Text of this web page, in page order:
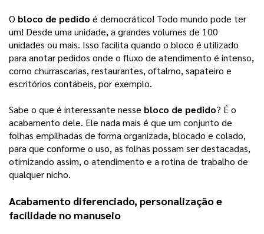
O bloco de pedido é democrático! Todo mundo pode ter
um! Desde uma unidade, a grandes volumes de 100
unidades ou mais. Isso facilita quando o bloco é utilizado
para anotar pedidos onde o fluxo de atendimento é intenso,
como churrascarias, restaurantes, oftalmo, sapateiro e
escritórios contábeis, por exemplo.
Sabe o que é interessante nesse bloco de pedido? É o
acabamento dele. Ele nada mais é que um conjunto de
folhas empilhadas de forma organizada, blocado e colado,
para que conforme o uso, as folhas possam ser destacadas,
otimizando assim, o atendimento e a rotina de trabalho de
qualquer nicho.
Acabamento diferenciado, personalização e
facilidade no manuseio